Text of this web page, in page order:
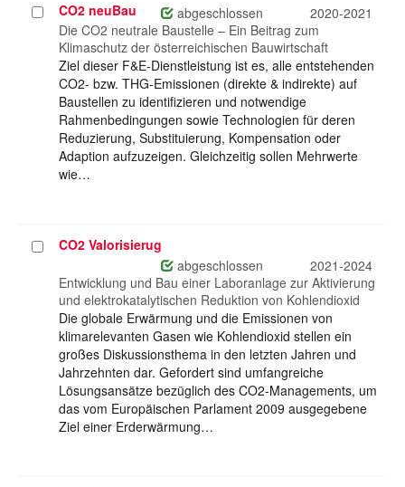
Projekt
auswählen
CO2 neuBau abgeschlossen
2020-2021
Die CO2 neutrale Baustelle – Ein Beitrag zum
Klimaschutz der österreichischen Bauwirtschaft
Ziel dieser F&E-Dienstleistung ist es, alle entstehenden
CO2- bzw. THG-Emissionen (direkte & indirekte) auf
Baustellen zu identifizieren und notwendige
Rahmenbedingungen sowie Technologien für deren
Reduzierung, Substituierung, Kompensation oder
Adaption aufzuzeigen. Gleichzeitig sollen Mehrwerte
wie…
ProjektCO2 Valorisierug
abgeschlossen
2021-2024
Entwicklung und Bau einer Laboranlage zur Aktivierung
und elektrokatalytischen Reduktion von Kohlendioxid
Die globale Erwärmung und die Emissionen von
klimarelevanten Gasen wie Kohlendioxid stellen ein
großes Diskussionsthema in den letzten Jahren und
Jahrzehnten dar. Gefordert sind umfangreiche
Lösungsansätze bezüglich des CO2-Managements, um
das vom Europäischen Parlament 2009 ausgegebene
Ziel einer Erderwärmung…